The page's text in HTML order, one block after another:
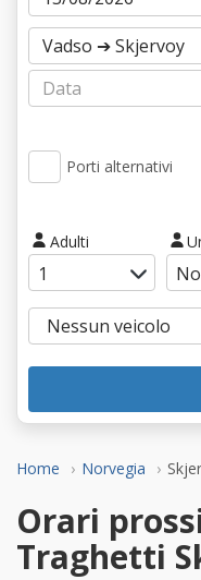
Home Norvegia
Porti alternativi
Adulti
Orari
Traghetti